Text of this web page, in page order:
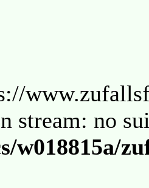
stream: no
w018815a/